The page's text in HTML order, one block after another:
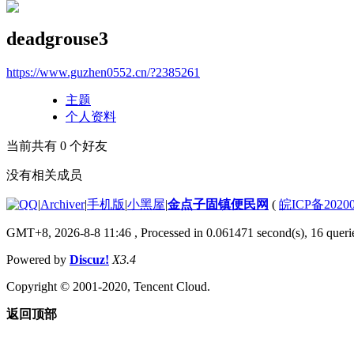
deadgrouse3
https://www.guzhen0552.cn/?2385261
主题
个人资料
当前共有 0 个好友
没有相关成员
|Archiver|手机版|小黑屋|金点子固镇便民网 ( 皖ICP备
GMT+8, 2026-8-8 11:46 , Processed in 0.061471 second(s), 16
Powered by Discuz! X3.4
Copyright © 2001-2020, Tencent Cloud.
返回顶部